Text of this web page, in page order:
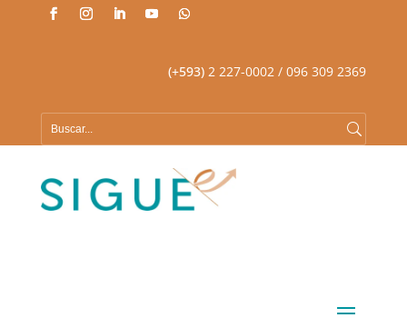
(+593)2 227-0002 / 096 309 2369